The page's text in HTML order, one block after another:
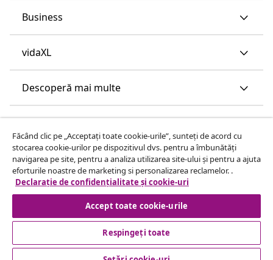
Business
vidaXL
Descoperă mai multe
Făcând clic pe „Acceptați toate cookie-urile”, sunteți de acord cu
stocarea cookie-urilor pe dispozitivul dvs. pentru a îmbunătăți
navigarea pe site, pentru a analiza utilizarea site-ului și pentru a ajuta
eforturile noastre de marketing si personalizarea reclamelor. .
Declarație de confidențialitate și cookie-uri
Accept toate cookie-urile
Respingeți toate